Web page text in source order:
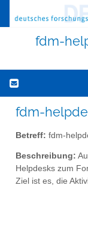
fdm-
fdm-
Betreff: fdm-
Beschreibung:
Helpdesks zum
Ziel ist es, die